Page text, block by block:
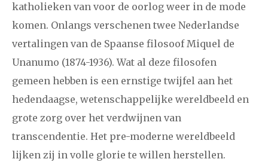
2018
april
september oktober november
december
2017
januari februari maart april mei juni juli
augustus oktober
december
katholieken van voor de oorlog weer in de mode
komen. Onlangs verschenen twee Nederlandse
vertalingen van de Spaanse filosoof Miquel de
Unanumo (1874-1936). Wat al deze filosofen
gemeen hebben is een ernstige twijfel aan het
hedendaagse, wetenschappelijke wereldbeeld en
grote zorg over het verdwijnen van
transcendentie. Het pre-moderne wereldbeeld
lijken zij in volle glorie te willen herstellen.